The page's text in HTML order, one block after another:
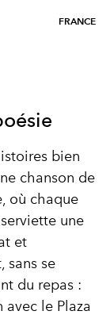
FRANCE
bien
chanson de
où chaque
une
et
sans se
du repas :
le Plaza